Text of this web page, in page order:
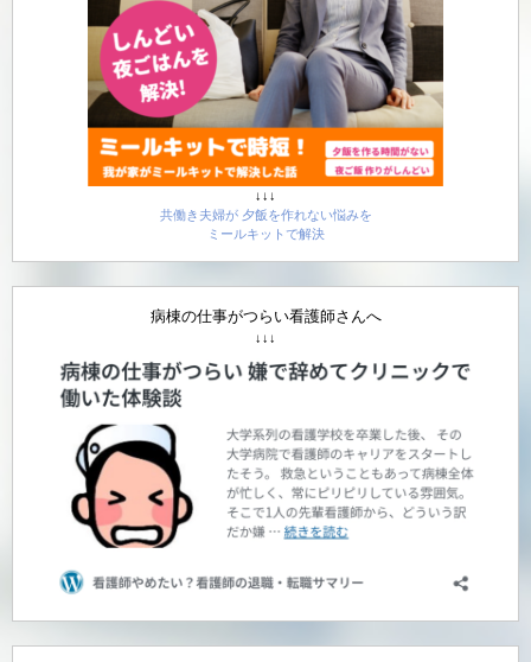
↓↓↓
共働き夫婦が 夕飯を作れない悩みを
ミールキットで解決
病棟の仕事がつらい看護師さんへ
↓↓↓